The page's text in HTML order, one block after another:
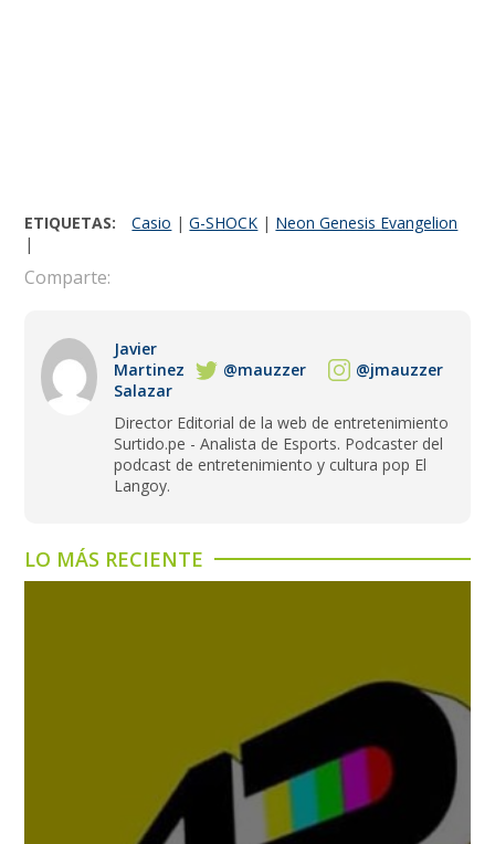
ETIQUETAS: Casio |G-SHOCK | Neon Genesis Evangelion
|
Comparte:
Javier
Martinez
Salazar
@mauzzer @jmauzzer
Director Editorial de la web de entretenimiento
Surtido.pe - Analista de Esports. Podcaster del
podcast de entretenimiento y cultura pop El
Langoy.
LO MÁS RECIENTE